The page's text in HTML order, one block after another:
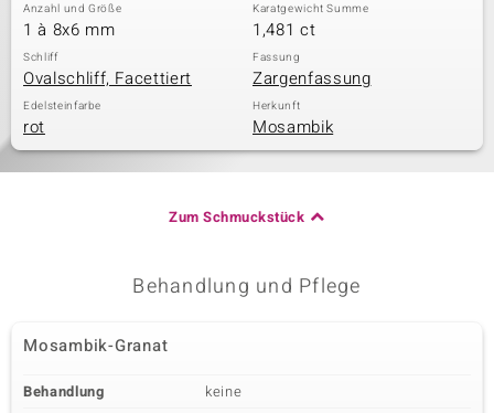
Anzahl und Größe
1 à 8x6 mm
Karatgewicht Summe
1,481 ct
Schliff
Ovalschliff, Facettiert
Fassung
Zargenfassung
Edelsteinfarbe
rot
Herkunft
Mosambik
Zum Schmuckstück
Behandlung und Pflege
Mosambik-Granat
Behandlung
keine